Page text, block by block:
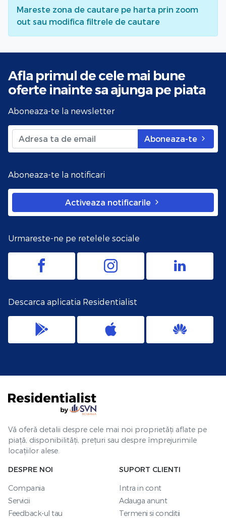
Mareste zona de cautare pe harta prin zoom
out sau modifica filtrele de cautare
Afla primul de cele mai bune
oferte inainte sa ajunga pe piata
Aboneaza-te la newsletter
Aboneaza-te
Aboneaza-te la notificari
Activeaza notificarile
Urmareste-ne pe retelele sociale
Descarca aplicatia Residentialist
Vă oferă detalii despre cele mai noi proprietăți aflate pe
piață, disponibilități, prețuri sau despre împrejurimile
locațiilor alese.
DESPRE NOI
Compania
Servicii
Feedback-ul tau
SUPORT CLIENTI
Intra in cont
Adauga anunt
Termeni si conditii